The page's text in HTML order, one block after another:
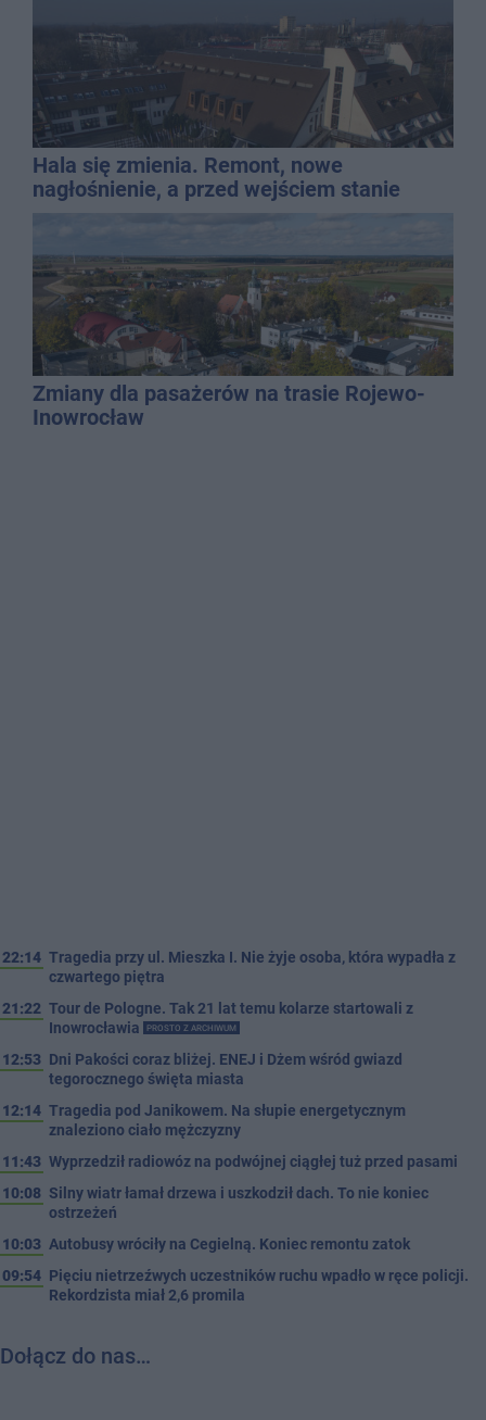
Hala się zmienia. Remont, nowe
nagłośnienie, a przed wejściem stanie
QEMETICA ARENA
Zmiany dla pasażerów na trasie Rojewo-
Inowrocław
22:14 Tragedia przy ul. Mieszka I. Nie żyje osoba, która wypadła z
czwartego piętra
21:22 Tour de Pologne. Tak 21 lat temu kolarze startowali z
Inowrocławia
PROSTO Z ARCHIWUM
12:53 Dni Pakości coraz bliżej. ENEJ i Dżem wśród gwiazd
tegorocznego święta miasta
12:14 Tragedia pod Janikowem. Na słupie energetycznym
znaleziono ciało mężczyzny
11:43 Wyprzedził radiowóz na podwójnej ciągłej tuż przed pasami
10:08 Silny wiatr łamał drzewa i uszkodził dach. To nie koniec
ostrzeżeń
10:03 Autobusy wróciły na Cegielną. Koniec remontu zatok
09:54 Pięciu nietrzeźwych uczestników ruchu wpadło w ręce policji.
Rekordzista miał 2,6 promila
Dołącz do nas…